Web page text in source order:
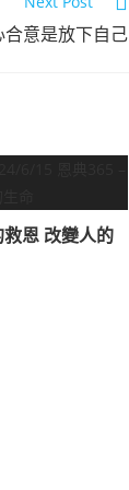
意是放下自己
恩 改變人的